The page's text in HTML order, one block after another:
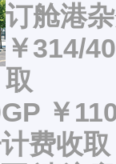
订舱港
￥314/
取
￥
费收取